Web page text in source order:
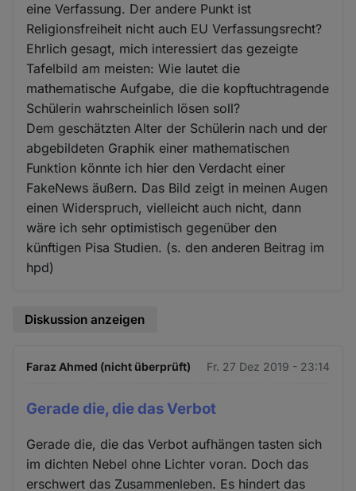
eine Verfassung. Der andere Punkt ist
Religionsfreiheit nicht auch EU Verfassungsrecht?
Ehrlich gesagt, mich interessiert das gezeigte
Tafelbild am meisten: Wie lautet die
mathematische Aufgabe, die die kopftuchtragende
Schülerin wahrscheinlich lösen soll?
Dem geschätzten Alter der Schülerin nach und der
abgebildeten Graphik einer mathematischen
Funktion könnte ich hier den Verdacht einer
FakeNews äußern. Das Bild zeigt in meinen Augen
einen Widerspruch, vielleicht auch nicht, dann
wäre ich sehr optimistisch gegenüber den
künftigen Pisa Studien. (s. den anderen Beitrag im
hpd)
Diskussion anzeigen
Faraz Ahmed (nicht überprüft) Fr. 27 Dez 2019 - 23:14
Gerade die, die das Verbot
Gerade die, die das Verbot aufhängen tasten sich
im dichten Nebel ohne Lichter voran. Doch das
erschwert das Zusammenleben. Es hindert das